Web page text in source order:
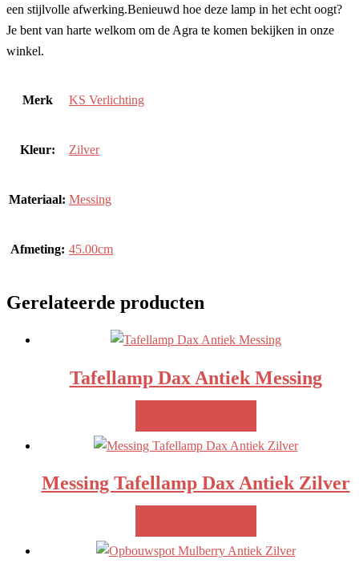
een stijlvolle afwerking.Benieuwd hoe deze lamp in het echt oogt?
Je bent van harte welkom om de Agra te komen bekijken in onze
winkel.
Merk KS Verlichting
Kleur: Zilver
Materiaal: Messing
Afmeting: 45.00cm
Gerelateerde producten
Tafellamp Dax Antiek Messing
Messing Tafellamp Dax Antiek Zilver